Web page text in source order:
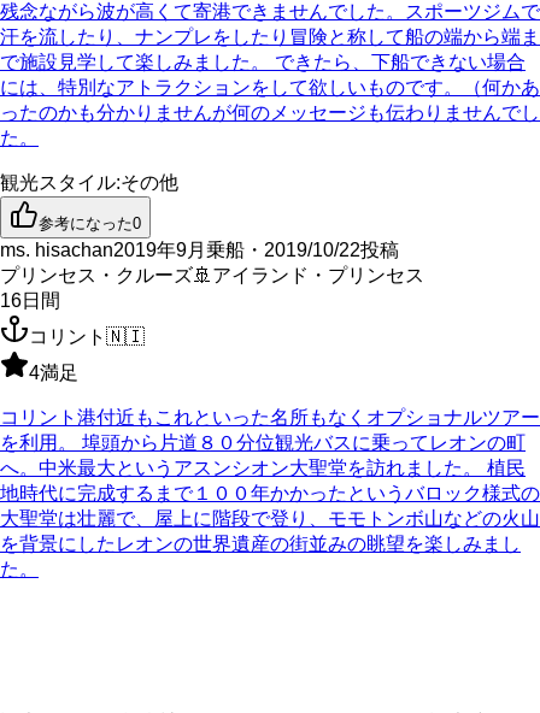
残念ながら波が高くて寄港できませんでした。スポーツジムで
汗を流したり、ナンプレをしたり冒険と称して船の端から端ま
で施設見学して楽しみました。 できたら、下船できない場合
には、特別なアトラクションをして欲しいものです。（何かあ
ったのかも分かりませんが何のメッセージも伝わりませんでし
た。
観光スタイル:その他
参考になった0
ms. hisachan2019年9月乗船・2019/10/22投稿
プリンセス・クルーズ🚢アイランド・プリンセス
16日間
コリント 🇳🇮
4満足
コリント港付近もこれといった名所もなくオプショナルツアー
を利用。 埠頭から片道８０分位観光バスに乗ってレオンの町
へ。中米最大というアスンシオン大聖堂を訪れました。 植民
地時代に完成するまで１００年かかったというバロック様式の
大聖堂は壮麗で、屋上に階段で登り、モモトンボ山などの火山
を背景にしたレオンの世界遺産の街並みの眺望を楽しみまし
た。